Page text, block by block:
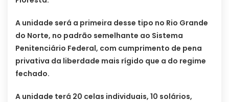
A unidade será a primeira desse tipo no Rio Grande
do Norte, no padrão semelhante ao Sistema
Penitenciário Federal, com cumprimento de pena
privativa da liberdade mais rígido que a do regime
fechado.
A unidade terá 20 celas individuais, 10 solários,